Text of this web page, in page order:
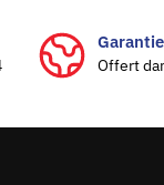
Offert